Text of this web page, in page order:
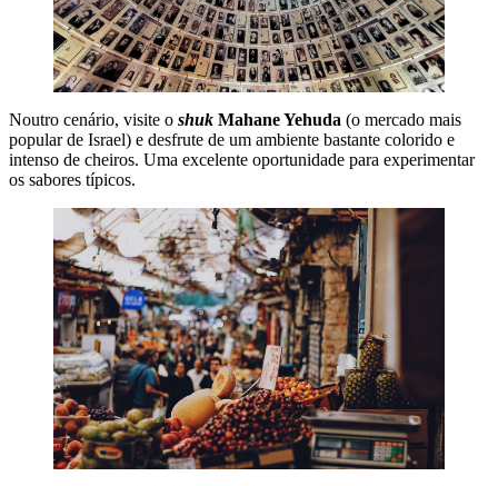
Noutro cenário, visite o shuk Mahane Yehuda (o mercado mais
popular de Israel) e desfrute de um ambiente bastante colorido e
intenso de cheiros. Uma excelente oportunidade para experimentar
os sabores típicos.